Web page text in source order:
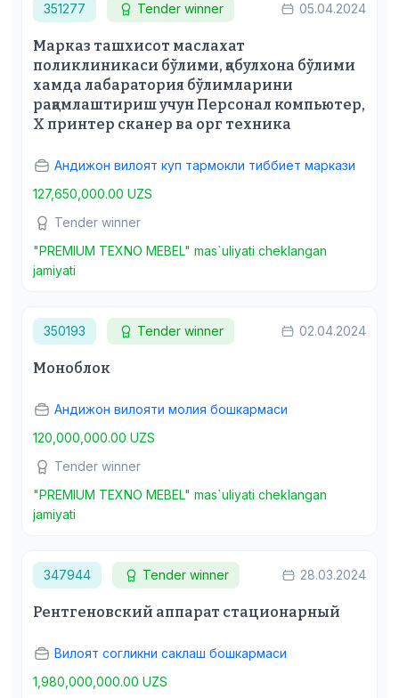
351277 Tender winner 05.04.2024
Марказ ташхисот маслахат
поликлиникаси бўлими, қабулхона бўлими
хамда лабаратория бўлимларини
рақамлаштириш учун Персонал компьютер,
Х принтер сканер ва орг техника
Андижон вилоят куп тармокли тиббиет маркази
127,650,000.00 UZS
Tender winner
"PREMIUM TEXNO MEBEL" mas`uliyati cheklangan
jamiyati
350193 Tender winner 02.04.2024
Моноблок
Андижон вилояти молия бошкармаси
120,000,000.00 UZS
Tender winner
"PREMIUM TEXNO MEBEL" mas`uliyati cheklangan
jamiyati
347944 Tender winner 28.03.2024
Рентгеновский аппарат стационарный
Вилоят согликни саклаш бошкармаси
1,980,000,000.00 UZS